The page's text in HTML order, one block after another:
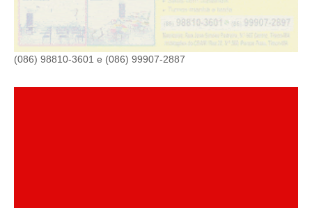
(086) 98810-3601 e (086) 99907-2887